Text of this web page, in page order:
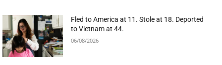
Fled to America at 11. Stole at 18. Deported
to Vietnam at 44.
06/08/2026